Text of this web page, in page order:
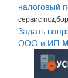
налоговый
сервис
Задать
ООО и ИП